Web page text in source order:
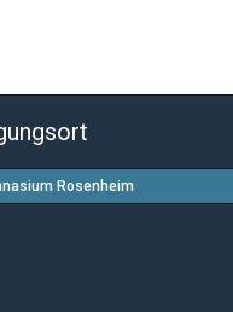
Rosenheim